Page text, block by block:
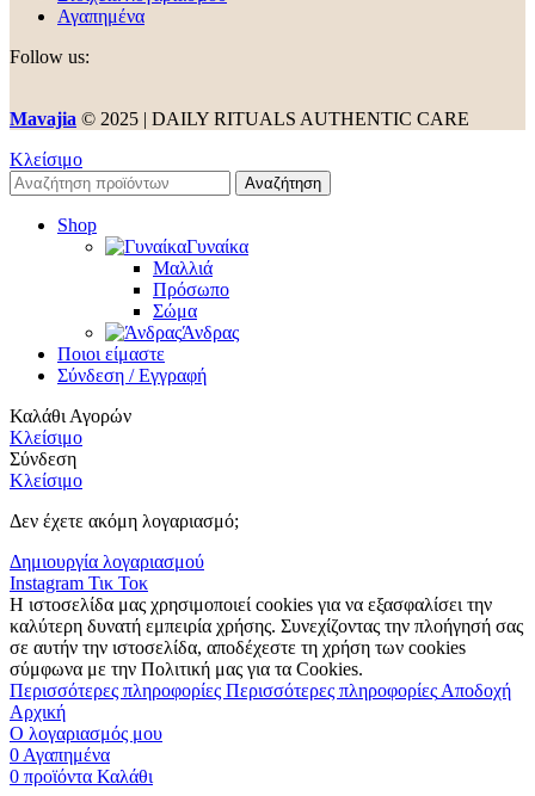
Αγαπημένα
Follow us:
Mavajia © 2025 | DAILY RITUALS AUTHENTIC CARE
Κλείσιμο
Αναζήτηση
Shop
Γυναίκα
Μαλλιά
Πρόσωπο
Σώμα
Άνδρας
Ποιοι είμαστε
Σύνδεση / Εγγραφή
Καλάθι Αγορών
Κλείσιμο
Σύνδεση
Κλείσιμο
Δεν έχετε ακόμη λογαριασμό;
Δημιουργία λογαριασμού
Instagram Τικ Τοκ
Η ιστοσελίδα μας χρησιμοποιεί cookies για να εξασφαλίσει την
καλύτερη δυνατή εμπειρία χρήσης. Συνεχίζοντας την πλοήγησή σας
σε αυτήν την ιστοσελίδα, αποδέχεστε τη χρήση των cookies
σύμφωνα με την Πολιτική μας για τα Cookies.
Περισσότερες πληροφορίες Περισσότερες πληροφορίες Αποδοχή
Αρχική
Ο λογαριασμός μου
0 Αγαπημένα
0 προϊόντα Καλάθι